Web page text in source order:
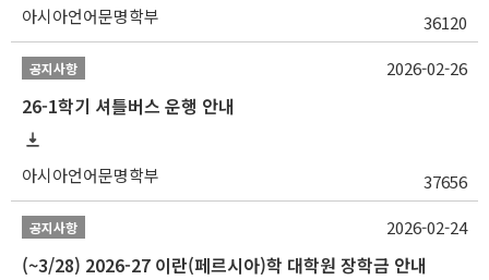
아시아언어문명학부 36120
공지사항
26-1학기 셔틀버스 운행 안내
아시아언어문명학부 37656
2026-02-26
공지사항
(~3/28) 2026-27 이란(페르시아)학 대학원 장학금 안내
2026-02-24